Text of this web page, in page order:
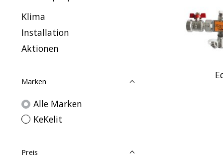
Klima
Installation
Aktionen
Marken
Alle Marken
KeKelit
Preis